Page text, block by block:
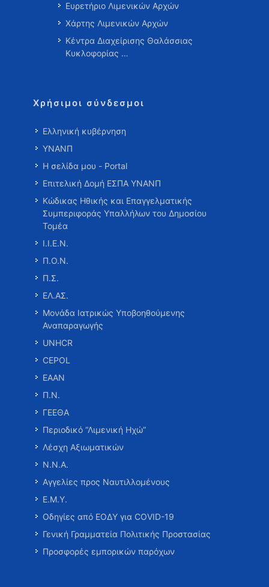
Ευρετήριο Λιμενικών Αρχών
Χάρτης Λιμενικών Αρχών
Κέντρα Διαχείρισης Θαλάσσιας
Κυκλοφορίας …
Χρήσιμοι σύνδεσμοι
Ελληνική κυβέρνηση
ΥΝΑΝΠ
Η σελίδα μου - Portal
Επιτελική Δομή ΕΣΠΑ ΥΝΑΝΠ
Κώδικας Ηθικής και Επαγγελματικής
Συμπεριφοράς Υπαλλήλων του Δημοσίου
Τομέα
Ι.Ι.Ε.Ν.
Π.Ο.Ν.
Π.Σ.
ΕΛ.ΑΣ.
Μονάδα Ιατρικώς Υποβοηθούμενης
Αναπαραγωγής
UNHCR
CEPOL
ΕΑΑΝ
Π.Ν.
ΓΕΕΘΑ
Περιοδικό “Λιμενική Ηχώ”
Λέσχη Αξιωματικών
Ν.Ν.Α.
Αγγελίες προς Ναυτιλλομένους
Ε.Μ.Υ.
Οδηγίες από ΕΟΔΥ για COVID-19
Γενική Γραμματεία Πολιτικής Προστασίας
Προσφορές εμπορικών παρόχων